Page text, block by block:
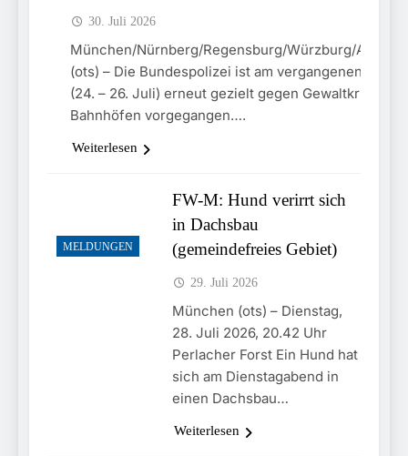
30. Juli 2026
München/Nürnberg/Regensburg/Würzburg/
(ots) – Die Bundespolizei ist am vergangenen
(24. – 26. Juli) erneut gezielt gegen
Bahnhöfen vorgegangen….
Weiterlesen
MELDUNGEN
FW-M: Hund verirrt sich
in Dachsbau
(gemeindefreies Gebiet)
29. Juli 2026
München (ots) – Dienstag,
28. Juli 2026, 20.42 Uhr
Perlacher Forst Ein Hund hat
sich am Dienstagabend in
einen Dachsbau…
Weiterlesen